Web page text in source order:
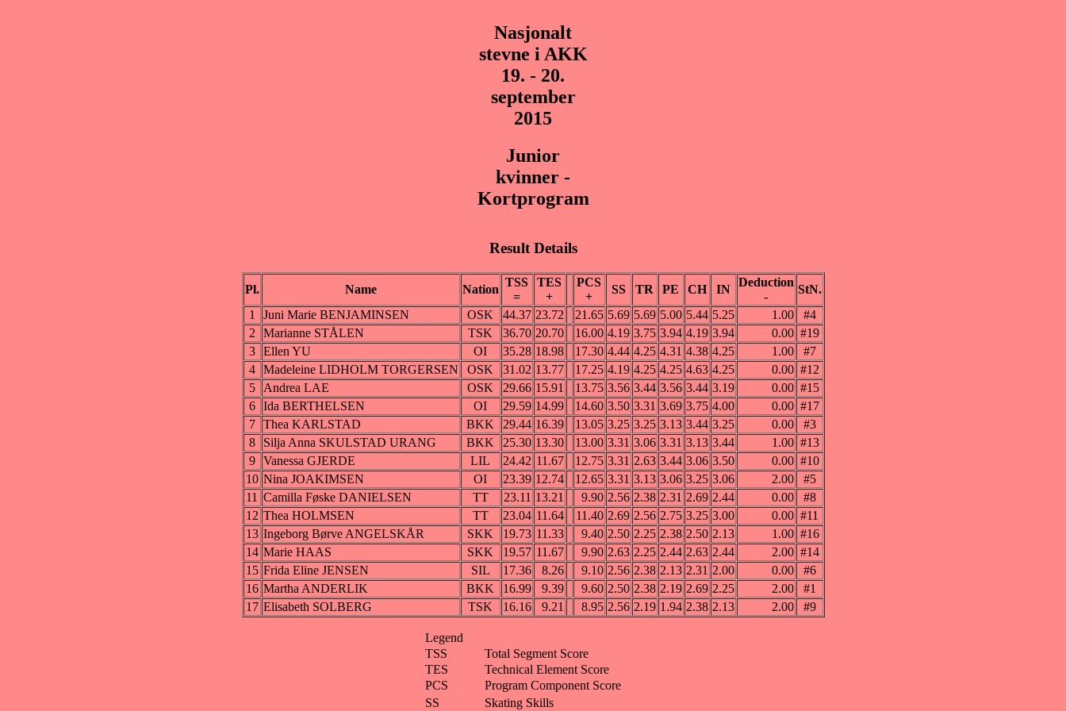
Nasjonalt
stevne i AKK
19. - 20.
september
2015
Junior
kvinner -
Kortprogram
Result Details
Pl. Name Nation
TSS
=
TES
+
PCS
+
SS TR PE CH IN
Deduction
-
StN.
1
Juni Marie BENJAMINSEN OSK 44.37 23.72 21.65 5.69 5.69 5.00 5.44 5.25 1.00
#4
2
Marianne STÅLEN TSK 36.70 20.70 16.00 4.19 3.75 3.94 4.19 3.94 0.00 #19
3
Ellen YU OI 35.28 18.98 17.30 4.44 4.25 4.31 4.38 4.25 1.00
#7
4
Madeleine LIDHOLM TORGERSEN OSK 31.02 13.77 17.25 4.19 4.25 4.25 4.63 4.25 0.00 #12
5
Andrea LAE OSK 29.66 15.91 13.75 3.56 3.44 3.56 3.44 3.19 0.00 #15
6
Ida BERTHELSEN OI 29.59 14.99 14.60 3.50 3.31 3.69 3.75 4.00 0.00 #17
7
Thea KARLSTAD BKK 29.44 16.39 13.05 3.25 3.25 3.13 3.44 3.25 0.00
#3
8
Silja Anna SKULSTAD URANG BKK 25.30 13.30 13.00 3.31 3.06 3.31 3.13 3.44 1.00 #13
9
Vanessa GJERDE LIL 24.42 11.67 12.75 3.31 2.63 3.44 3.06 3.50 0.00 #10
10 Nina JOAKIMSEN OI 23.39 12.74 12.65 3.31 3.13 3.06 3.25 3.06 2.00
#5
11 Camilla Føske DANIELSEN TT 23.11 13.21 9.90 2.56 2.38 2.31 2.69 2.44 0.00
#8
12 Thea HOLMSEN TT 23.04 11.64 11.40 2.69 2.56 2.75 3.25 3.00 0.00 #11
13 Ingeborg Børve ANGELSKÅR SKK 19.73 11.33 9.40 2.50 2.25 2.38 2.50 2.13 1.00 #16
14 Marie HAAS SKK 19.57 11.67 9.90 2.63 2.25 2.44 2.63 2.44 2.00 #14
15 Frida Eline JENSEN SIL 17.36 8.26 9.10 2.56 2.38 2.13 2.31 2.00 0.00
#6
16 Martha ANDERLIK BKK 16.99 9.39 9.60 2.50 2.38 2.19 2.69 2.25 2.00
#1
17 Elisabeth SOLBERG TSK 16.16 9.21 8.95 2.56 2.19 1.94 2.38 2.13 2.00 #9
Legend
TSS
Total Segment Score
TES
Technical Element Score
PCS
Program Component Score
SS
Skating Skills